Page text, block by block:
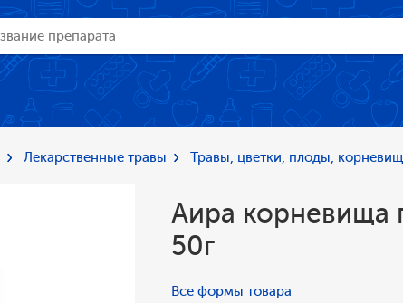
Лекарственные травы Травы, цветки, плоды,
Аира корневища
50г
Все формы товара